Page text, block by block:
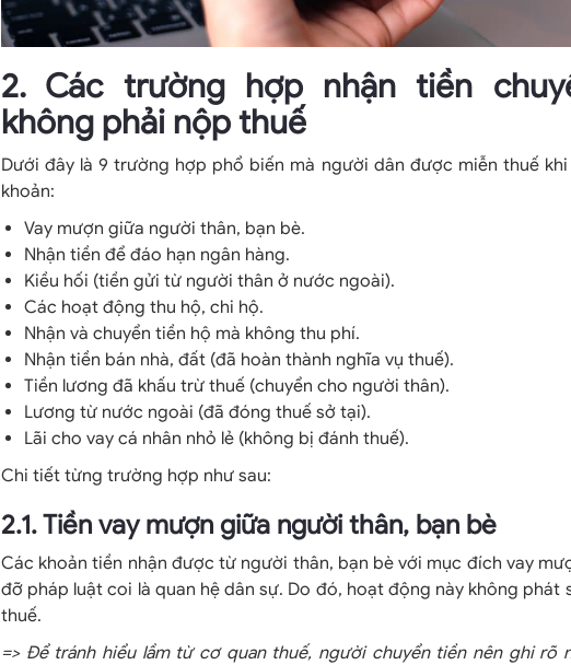
2. Các trường hợp nhận tiền
không phải nộp thuế
Dưới đây là 9 trường hợp phổ biến mà người dân được miễn thuế khi
khoản:
Vay mượn giữa người thân, bạn bè.
Nhận tiền để đáo hạn ngân hàng.
Kiều hối (tiền gửi từ người thân ở nước ngoài).
Các hoạt động thu hộ, chi hộ.
Nhận và chuyển tiền hộ mà không thu phí.
Nhận tiền bán nhà, đất (đã hoàn thành nghĩa vụ thuế).
Tiền lương đã khấu trừ thuế (chuyển cho người thân).
Lương từ nước ngoài (đã đóng thuế sở tại).
Lãi cho vay cá nhân nhỏ lẻ (không bị đánh thuế).
Chi tiết từng trường hợp như sau:
2.1. Tiền vay mượn giữa người thân, bạn bè
Các khoản tiền nhận được từ người thân, bạn bè với mục đích vay
đỡ pháp luật coi là quan hệ dân sự. Do đó, hoạt động này không phát
thuế.
=> Để tránh hiểu lầm từ cơ quan thuế, người chuyển tiền nên ghi rõ